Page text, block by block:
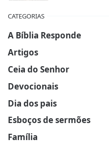
CATEGORIAS
A Bíblia Responde
Artigos
Ceia do Senhor
Devocionais
Dia dos pais
Esboços de sermões
Família